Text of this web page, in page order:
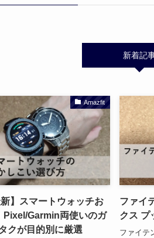
新着記
Amazfit
新】スマートウォッチお
Pixel/Garmin両使いのガ
クが目的別に厳選
ファイ
クス プ
ファイテ